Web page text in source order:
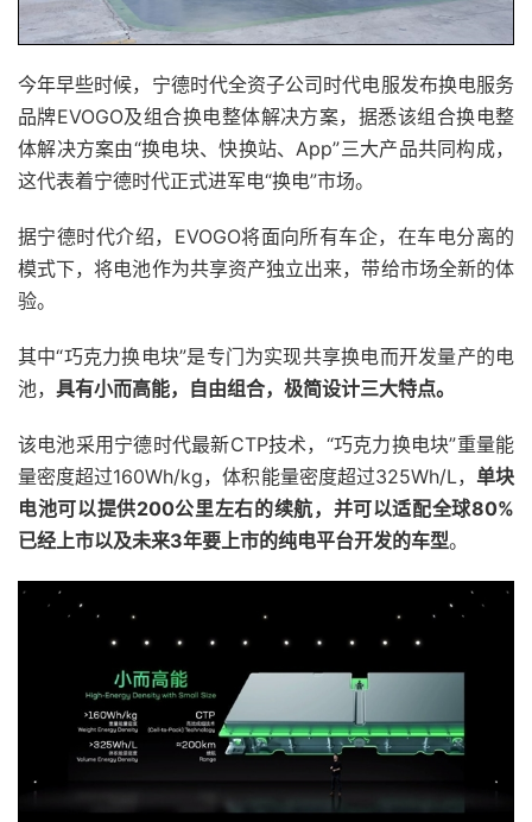
今年早些时候，宁德时代全资子公司时代电服发布换电服务
品牌EVOGO及组合换电整体解决方案，据悉该组合换电整
体解决方案由“换电块、快换站、App”三大产品共同构成，
这代表着宁德时代正式进军电“换电”市场。
据宁德时代介绍，EVOGO将面向所有车企，在车电分离的
模式下，将电池作为共享资产独立出来，带给市场全新的体
验。
其中“巧克力换电块”是专门为实现共享换电而开发量产的电
池， 具有小而高能，自由组合，极简设计三大特点。
该电池采用宁德时代最新CTP技术，“巧克力换电块”重量能
量密度超过160Wh/kg，体积能量密度超过325Wh/L， 单块
电池可以提供200公里左右的续航，并可以适配全球80%
已经上市以及未来3年要上市的纯电平台开发的车型。